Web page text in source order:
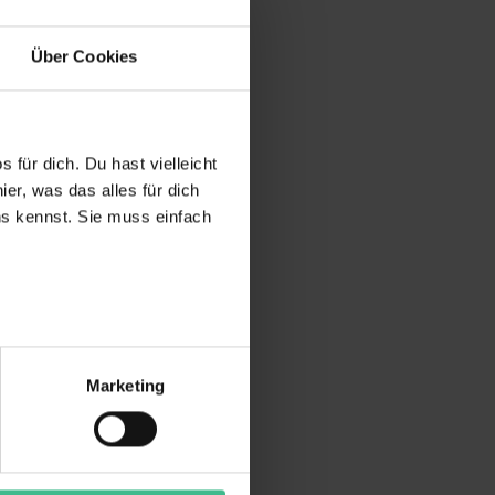
Über Cookies
für dich. Du hast vielleicht
was das alles für dich
kennst. Sie muss einfach
bei Benutzung der
zu analysieren
soziale Medien, Werbung
Partner führen diese
Marketing